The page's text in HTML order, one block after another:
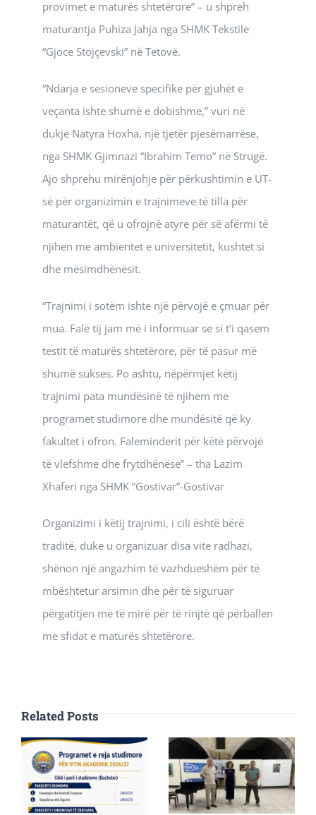
provimet e maturës shtetërore” – u shpreh
maturantja Puhiza Jahja nga SHMK Tekstile
“Gjoce Stojçevski” në Tetovë.
“Ndarja e sesioneve specifike për gjuhët e
veçanta ishte shumë e dobishme,” vuri në
dukje Natyra Hoxha, një tjetër pjesëmarrëse,
nga SHMK Gjimnazi “Ibrahim Temo” në Strugë.
Ajo shprehu mirënjohje për përkushtimin e UT-
së për organizimin e trajnimeve të tilla për
maturantët, që u ofrojnë atyre për së afërmi të
njihen me ambientet e universitetit, kushtet si
dhe mësimdhënësit.
“Trajnimi i sotëm ishte një përvojë e çmuar për
mua. Falë tij jam më i informuar se si t’i qasem
testit të maturës shtetërore, për të pasur më
shumë sukses. Po ashtu, nëpërmjet këtij
trajnimi pata mundësinë të njihem me
programet studimore dhe mundësitë që ky
fakultet i ofron. Faleminderit për këtë përvojë
të vlefshme dhe frytdhënëse” – tha Lazim
Xhaferi nga SHMK “Gostivar”-Gostivar
Organizimi i këtij trajnimi, i cili është bërë
traditë, duke u organizuar disa vite radhazi,
shënon një angazhim të vazhdueshëm për të
mbështetur arsimin dhe për të siguruar
përgatitjen më të mirë për të rinjtë që përballen
me sfidat e maturës shtetërore.
Related Posts